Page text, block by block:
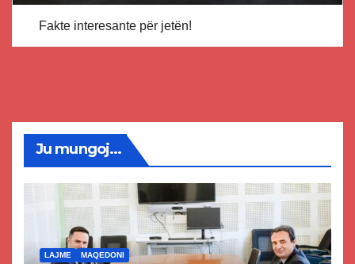
Fakte interesante për jetën!
Ju mungoj...
LAJME MAQEDONI